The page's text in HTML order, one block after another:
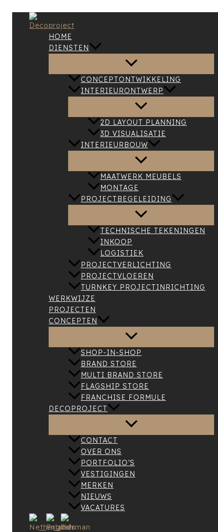
Ga naar de inhoud
HOME
DIENSTEN
CONCEPTONTWIKKELING
INTERIEURONTWERP
2D LAYOUT PLANNING
3D VISUALISATIE
INTERIEURBOUW
MAATWERK MEUBELS
MONTAGE
PROJECTBEGELEIDING
TECHNISCHE TEKENINGEN
INKOOP
LOGISTIEK
PROJECTVERLICHTING
PROJECTVLOEREN
TURNKEY PROJECTINRICHTING
WERKWIJZE
PROJECTEN
CONCEPTEN
SHOP-IN-SHOP
BRAND STORE
MULTI BRAND STORE
FLAGSHIP STORE
FRANCHISE FORMULE
DECOPROJECT
CONTACT
OVER ONS
PORTFOLIO’S
VESTIGINGEN
MERKEN
NIEUWS
VACATURES
Healthclub Wellactief
Rebranding, ontwerp en realisatie